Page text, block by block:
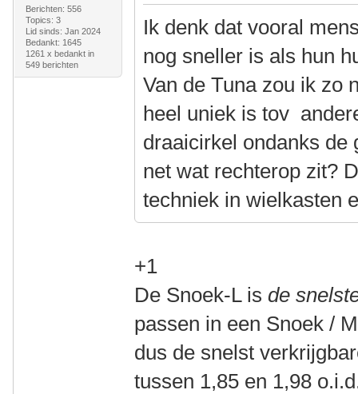
Berichten: 556
Topics: 3
Lid sinds: Jan 2024
Bedankt: 1645
1261 x bedankt in
549 berichten
Ik denk dat vooral
nog sneller is als hun
Van de Tuna zou ik zo
heel uniek is tov
draaicirkel ondanks de
net wat rechterop zit?
techniek in wielkasten
+1
De Snoek-L is de
passen in een Snoek /
dus de snelst
tussen 1,85 en 1,98